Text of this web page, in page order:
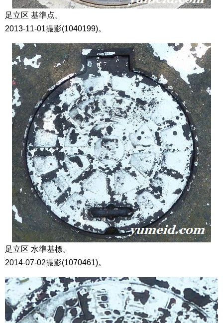
足立区 基準点。
2013-11-01撮影(1040199)。
足立区 水準基標。
2014-07-02撮影(1070461)。